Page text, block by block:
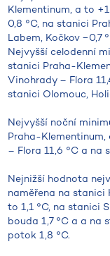
Klementinum, a to
0,8 °C, na stanici
Labem, Kočkov −0,7
Nejvyšší celodenní
stanici Praha-
Vinohrady – Flora
stanici Olomouc,
Nejvyšší noční
Praha-Klementinum,
– Flora 11,6 °C a na
Nejnižší hodnota
naměřena na stanici
to 1,1 °C, na stanici
bouda 1,7 °C a a na
potok 1,8 °C.